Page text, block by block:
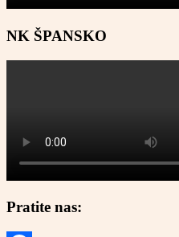
NK ŠPANSKO
Pratite nas: